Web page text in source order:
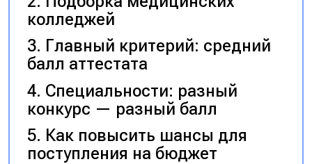
колледжей
Главный критерий: средний
балл аттестата
Специальности: разный
конкурс — разный балл
Как повысить шансы для
поступления на бюджет